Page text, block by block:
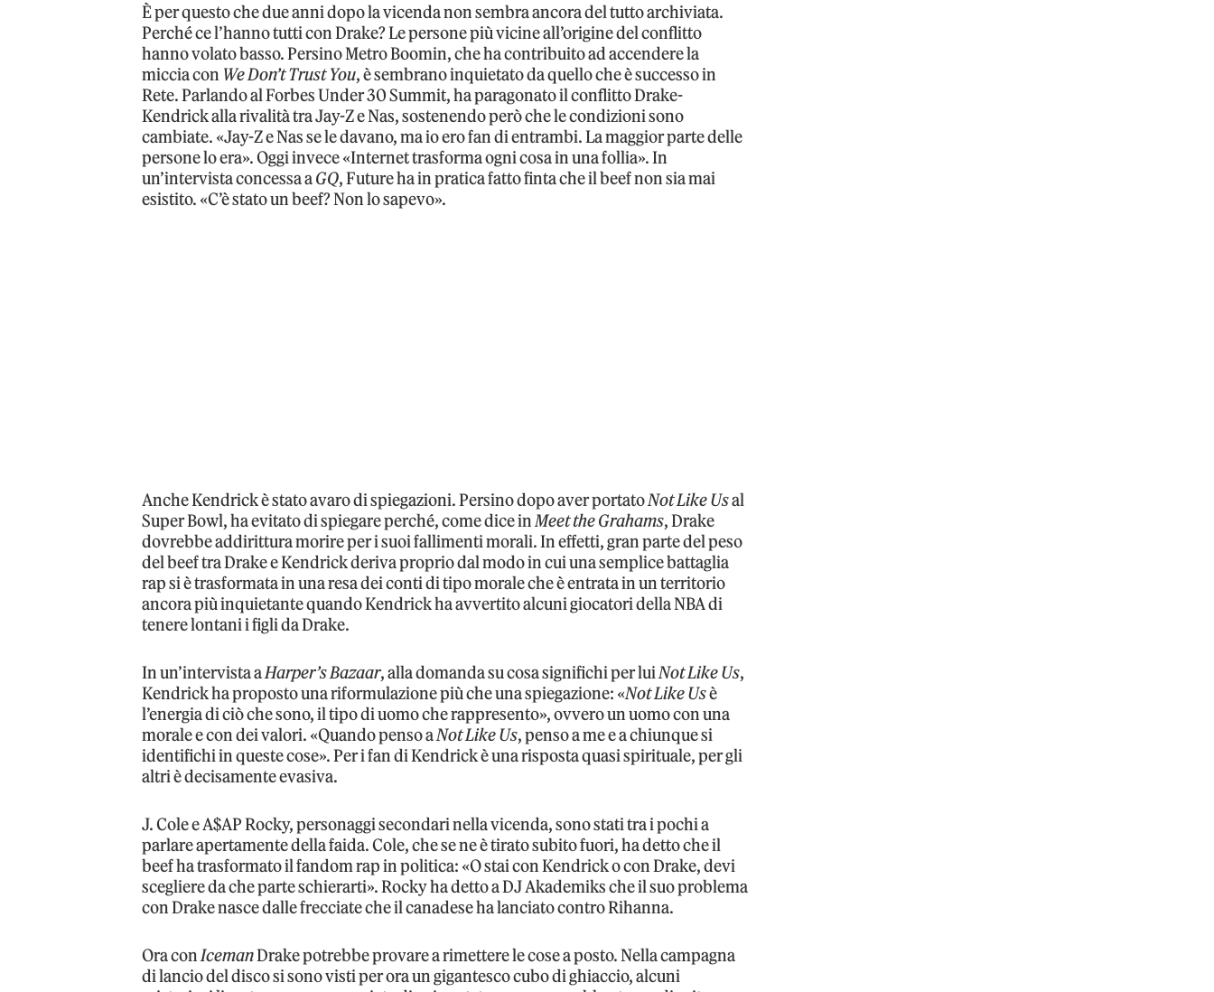
È per questo che due anni dopo la vicenda non sembra ancora del tutto archiviata.
Perché ce l’hanno tutti con Drake? Le persone più vicine all’origine del conflitto
hanno volato basso. Persino Metro Boomin, che ha contribuito ad accendere la
miccia con We Don’t Trust You, è sembrano inquietato da quello che è successo in
Rete. Parlando al Forbes Under 30 Summit, ha paragonato il conflitto Drake-
Kendrick alla rivalità tra Jay-Z e Nas, sostenendo però che le condizioni sono
cambiate. «Jay-Z e Nas se le davano, ma io ero fan di entrambi. La maggior parte delle
persone lo era». Oggi invece «Internet trasforma ogni cosa in una follia». In
un’intervista concessa aGQ, Future ha in pratica fatto finta che il beef non sia mai
esistito. «C’è stato un beef? Non lo sapevo».
Anche Kendrick è stato avaro di spiegazioni. Persino dopo aver portatoNot Like Usal
Super Bowl, ha evitato di spiegare perché, come dice inMeet the Grahams, Drake
dovrebbe addirittura morire per i suoi fallimenti morali. In effetti, gran parte del peso
del beef tra Drake e Kendrick deriva proprio dal modo in cui una semplice battaglia
rap si è trasformata in una resa dei conti di tipo morale che è entrata in un territorio
ancora più inquietante quando Kendrick ha avvertito alcuni giocatori della NBA di
tenere lontani i figli da Drake.
In un’intervista aHarper’s Bazaar, alla domanda su cosa significhi per luiNot Like Us,
Kendrick ha proposto una riformulazione più che una spiegazione: «Not Like Usè
l’energia di ciò che sono, il tipo di uomo che rappresento», ovvero un uomo con una
morale e con dei valori. «Quando penso aNot Like Us, penso a me e a chiunque si
identifichi in queste cose». Per i fan di Kendrick è una risposta quasi spirituale, per gli
altri è decisamente evasiva.
J. Cole e A$AP Rocky, personaggi secondari nella vicenda, sono stati tra i pochi a
parlare apertamente della faida. Cole, che se ne è tirato subito fuori, ha detto che il
beef ha trasformato il fandom rap in politica: «O stai con Kendrick o con Drake, devi
scegliere da che parte schierarti». Rocky ha detto a DJ Akademiks che il suo problema
con Drake nasce dalle frecciate che il canadese ha lanciato contro Rihanna.
Ora conIcemanDrake potrebbe provare a rimettere le cose a posto. Nella campagna
di lancio del disco si sono visti per ora un gigantesco cubo di ghiaccio, alcuni